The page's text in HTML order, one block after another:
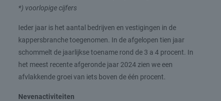
*) voorlopige cijfers
Ieder jaar is het aantal bedrijven en vestigingen in de
kappersbranche toegenomen. In de afgelopen tien jaar
schommelt de jaarlijkse toename rond de 3 a 4 procent. In
het meest recente afgeronde jaar 2024 zien we een
afvlakkende groei van iets boven de één procent.
Nevenactiviteiten